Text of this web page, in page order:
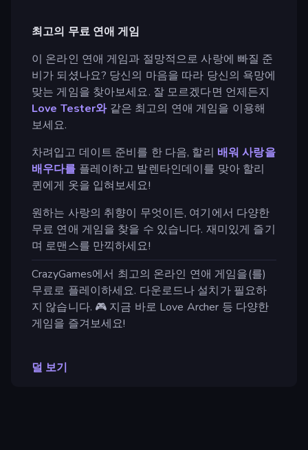
최고의 무료 연애 게임
이 온라인 연애 게임과 절망적으로 사랑에 빠질 준
비가 되셨나요? 당신의 마음을 따라 당신의 욕망에
맞는 게임을 찾아보세요. 잘 모르겠다면 언제든지
Love Tester와같은 최고의 연애 게임을 이용해
보세요.
차려입고 데이트 준비를 한 다음, 할리 배워 사랑을
배우다를 플레이하고 발렌타인데이를 맞아 할리
퀸에게 옷을 입혀보세요!
원하는 사랑의 취향이 무엇이든, 여기에서 다양한
무료 연애 게임을 찾을 수 있습니다. 재미있게 즐기
며 로맨스를 만끽하세요!
CrazyGames에서 최고의 온라인 연애 게임을(를)
무료로 플레이하세요. 다운로드나 설치가 필요하
지 않습니다. 🎮 지금 바로 Love Archer 등 다양한
게임을 즐겨보세요!
덜 보기